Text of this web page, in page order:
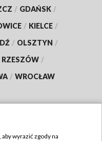
/ GDAŃSK /
/ KIELCE /
/ OLSZTYN /
RZESZÓW /
/ WROCŁAW
wyrazić zgody na